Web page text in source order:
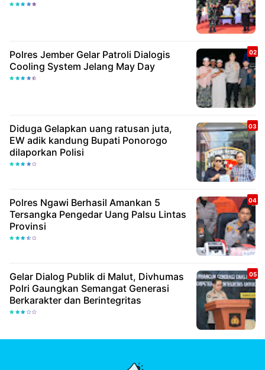
Polres Jember Gelar Patroli Dialogis
Cooling System Jelang May Day
Diduga Gelapkan uang ratusan juta,
EW adik kandung Bupati Ponorogo
dilaporkan Polisi
Polres Ngawi Berhasil Amankan 5
Tersangka Pengedar Uang Palsu Lintas
Provinsi
Gelar Dialog Publik di Malut, Divhumas
Polri Gaungkan Semangat Generasi
Berkarakter dan Berintegritas